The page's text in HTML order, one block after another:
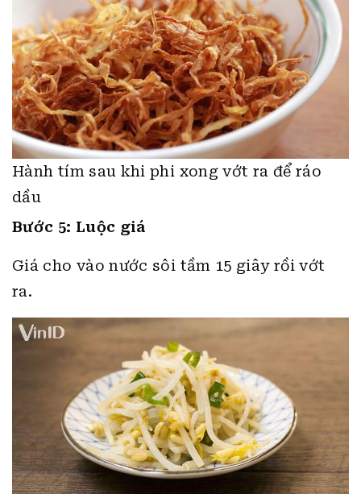
Hành tím sau khi phi xong vớt ra để ráo
dầu
Bước 5: Luộc giá
Giá cho vào nước sôi tầm 15 giây rồi vớt
ra.